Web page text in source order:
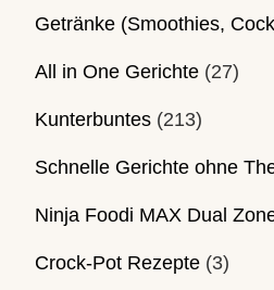
Getränke (Smoothies,
All in One Gerichte (27)
Kunterbuntes (213)
Schnelle Gerichte ohne
Ninja Foodi MAX Dual
Crock-Pot Rezepte (3)